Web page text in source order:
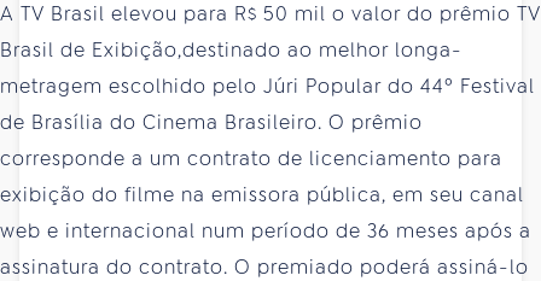
A TV Brasil elevou para R$ 50 mil o valor do prêmio TV
Brasil de Exibição,destinado ao melhor longa-
metragem escolhido pelo Júri Popular do 44º Festival
de Brasília do Cinema Brasileiro. O prêmio
corresponde a um contrato de licenciamento para
exibição do filme na emissora pública, em seu canal
web e internacional num período de 36 meses após a
assinatura do contrato. O premiado poderá assiná-lo